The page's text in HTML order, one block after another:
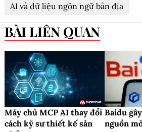
AI và dữ liệu ngôn ngữ bản địa
BÀI LIÊN QUAN
Máy chủ MCP AI thay đổi
cách kỹ sư thiết kế sản
Baidu
nguồn